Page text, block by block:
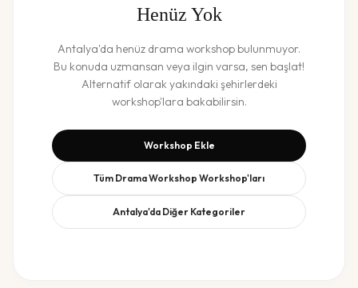
Henüz Yok
Antalya'da henüz drama workshopbulunmuyor.
Bu konuda uzmansan veya ilgin varsa, sen başlat!
Alternatif olarak yakındaki şehirlerdeki
workshop'lara bakabilirsin.
Workshop Ekle
Tüm Drama Workshop Workshop'ları
Antalya'da Diğer Kategoriler